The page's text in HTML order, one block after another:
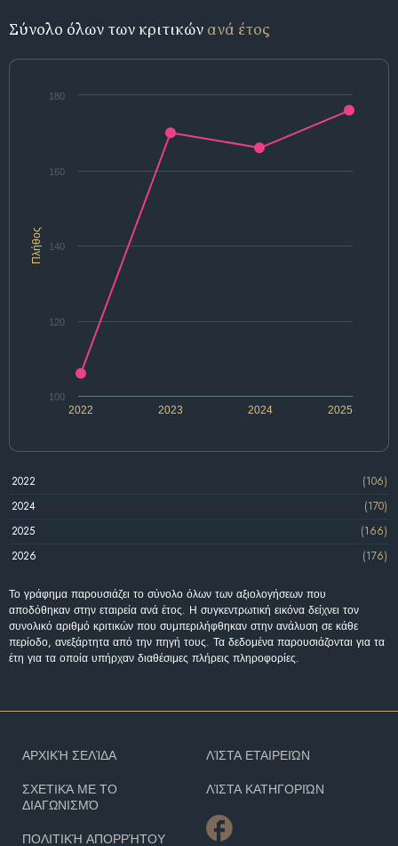
Σύνολο όλων των κριτικών ανά έτος
Πλήθος
2022 2024
2023 2025
100
120
140
160
180
2022
(106)
2024
(170)
2025
(166)
2026
(176)
Το γράφημα παρουσιάζει το σύνολο όλων των αξιολογήσεων που
αποδόθηκαν στην εταιρεία ανά έτος. Η συγκεντρωτική εικόνα δείχνει τον
συνολικό αριθμό κριτικών που συμπεριλήφθηκαν στην ανάλυση σε κάθε
περίοδο, ανεξάρτητα από την πηγή τους. Τα δεδομένα παρουσιάζονται για τα
έτη για τα οποία υπήρχαν διαθέσιμες πλήρεις πληροφορίες.
ΑΡΧΙΚΉ ΣΕΛΊΔΑ
ΣΧΕΤΙΚΆ ΜΕ ΤΟ
ΔΙΑΓΩΝΙΣΜΌ
ΠΟΛΙΤΙΚΉ ΑΠΟΡΡΉΤΟΥ
ΛΊΣΤΑ ΕΤΑΙΡΕΙΏΝ
ΛΊΣΤΑ ΚΑΤΗΓΟΡΙΏΝ